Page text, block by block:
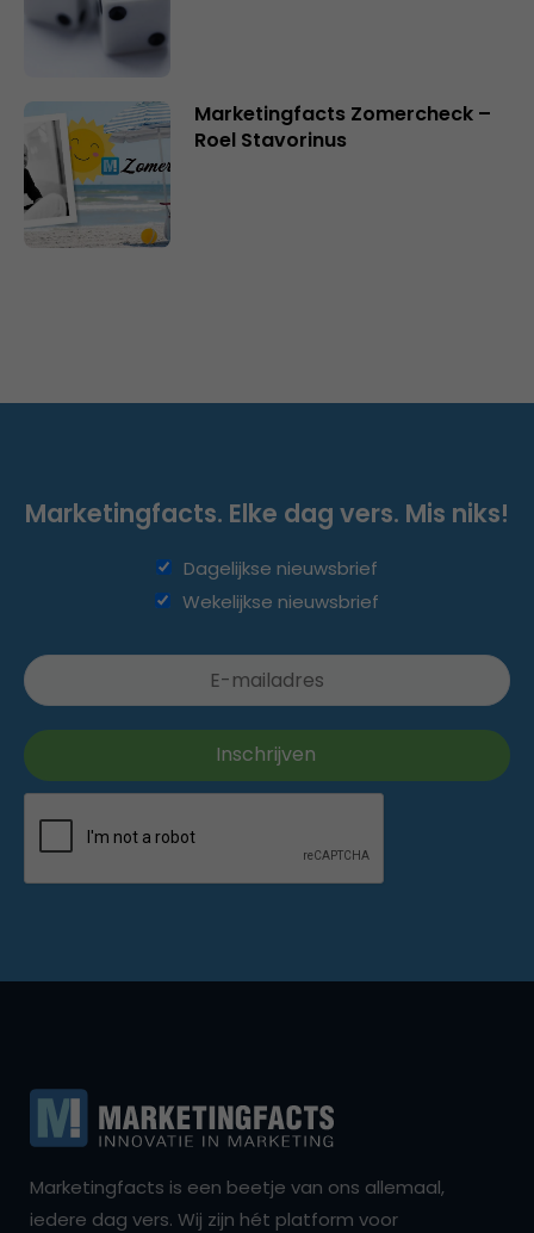
Marketingfacts Zomercheck –
Roel Stavorinus
Marketingfacts. Elke dag vers. Mis niks!
Dagelijkse nieuwsbrief
Wekelijkse nieuwsbrief
Marketingfacts is een beetje van ons allemaal,
iedere dag vers. Wij zijn hét platform voor